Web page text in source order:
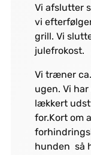
Vi afslutter
vi
grill. Vi
julefrokost.
Vi træner
ugen. Vi
lækkert
for.Kort om
hunden så